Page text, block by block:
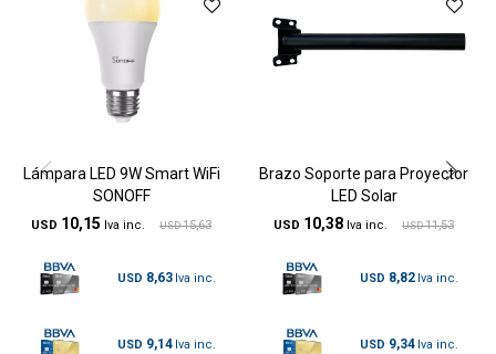
Lámpara LED 9W Smart WiFi
SONOFF
USD 10,15 USD 15,63
USD 8,63
USD 9,14
Brazo Soporte para Proyector
LED Solar
USD 10,38 USD 11,53
USD 8,82
USD 9,34